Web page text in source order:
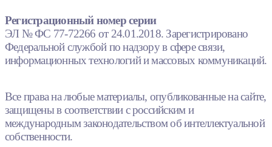
Регистрационный номер серии
ЭЛ № ФС 77-72266 от 24.01.2018. Зарегистрировано
Федеральной службой по надзору в сфере связи,
информационных технологий и массовых коммуникаций.
Все права на любые материалы, опубликованные на сайте,
защищены в соответствии с российским и
международным законодательством об интеллектуальной
собственности.